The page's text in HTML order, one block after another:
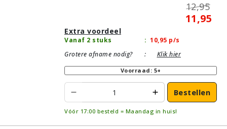
12,95
11,95
Extra voordeel
Vanaf 2 stuks : 10,95 p/s
Grotere afname nodig?
: Klik hier
Voorraad: 5+
Bestellen
Vóór 17:00 besteld = Maandag in huis!